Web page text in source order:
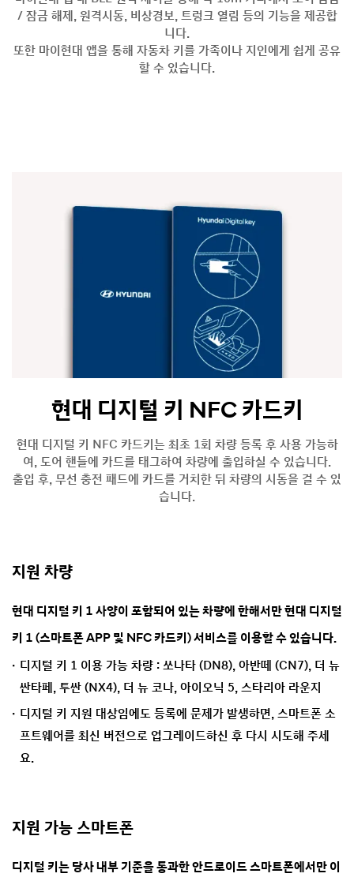
/ 잠금 해제, 원격시동, 비상경보, 트렁크 열림 등의 기능을 제공합
니다.
또한 마이현대 앱을 통해 자동차 키를 가족이나 지인에게 쉽게 공유
할 수 있습니다.
현대 디지털 키 NFC 카드키
현대 디지털 키 NFC 카드키는 최초 1회 차량 등록 후 사용 가능하
여, 도어 핸들에 카드를 태그하여 차량에 출입하실 수 있습니다.
출입 후, 무선 충전 패드에 카드를 거치한 뒤 차량의 시동을 걸 수 있
습니다.
지원 차량
현대 디지털 키 1 사양이 포함되어 있는 차량에 한해서만 현대 디지털
키 1 (스마트폰 APP 및 NFC 카드키) 서비스를 이용할 수 있습니다.
디지털 키 1 이용 가능 차량 : 쏘나타 (DN8), 아반떼 (CN7), 더 뉴
싼타페, 투싼 (NX4), 더 뉴 코나, 아이오닉 5, 스타리아 라운지
디지털 키 지원 대상임에도 등록에 문제가 발생하면, 스마트폰 소
프트웨어를 최신 버전으로 업그레이드하신 후 다시 시도해 주세
요.
지원 가능 스마트폰
디지털 키는 당사 내부 기준을 통과한 안드로이드 스마트폰에서만 이